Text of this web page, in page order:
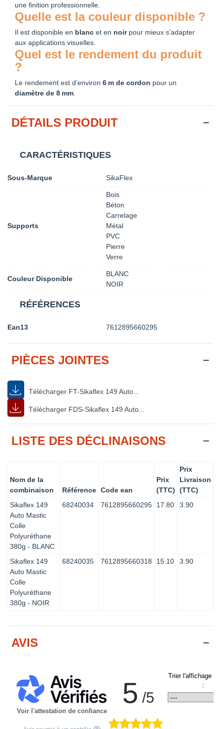
une finition professionnelle.
Quelle est la couleur disponible ?
Il est disponible en blanc et en noirpour mieux s’adapter
aux applications visuelles.
Quel est le rendement du produit
?
Le rendement est d’environ 6 m de cordon pour un
diamètre de 8 mm
DÉTAILS PRODUIT
CARACTÉRISTIQUES
Sous-Marque SikaFlex
Supports
Bois
Béton
Carrelage
Métal
PVC
Pierre
Verre
Couleur Disponible
BLANC
NOIR
RÉFÉRENCES
Ean13 7612895660295
PIÈCES JOINTES
Télécharger FT-Sikaflex 149 Auto...
Télécharger FDS-Sikaflex 149 Auto...
LISTE DES DÉCLINAISONS
Nom de la
combinaison
Référence Code ean
Prix
(TTC)
Prix
Livraison
(TTC)
Sikaflex 149
Auto Mastic
Colle
Polyuréthane
380g - BLANC
68240034 7612895660295 17.80 3.90
Sikaflex 149
Auto Mastic
Colle
Polyuréthane
380g - NOIR
68240035 7612895660318 15.10 3.90
AVIS
Voir l'attestation de confiance
5 /5
Trier l'affichage
: